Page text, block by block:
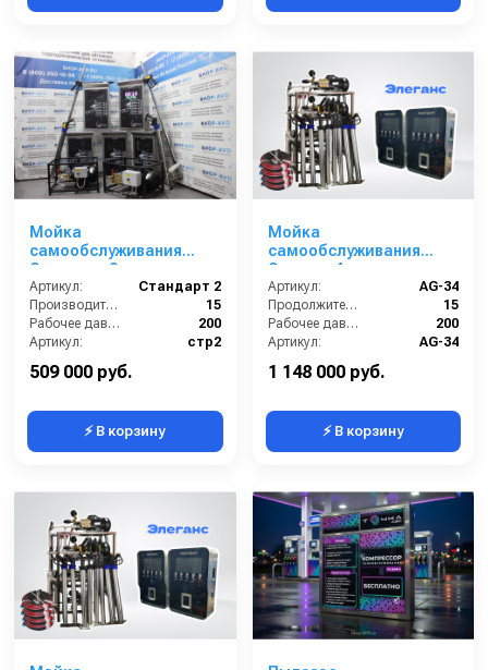
Мойка
самообслуживания
Стандарт 2 поста
Артикул:
Стандарт 2
Производительность (л/мин):
15
Рабочее давление (бар):
200
Артикул:
стр2
509 000 руб.
⚡ В корзину
Мойка
самообслуживания
Элеганс 4 поста
Артикул:
AG-34
Продолжительность работы (мин):
15
Рабочее давление (бар):
200
Артикул:
AG-34
1 148 000 руб.
⚡ В корзину